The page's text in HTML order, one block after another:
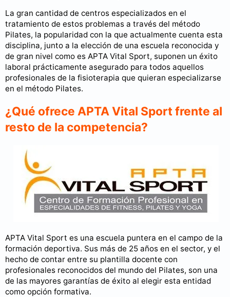
La gran cantidad de centros especializados en el
tratamiento de estos problemas a través del método
Pilates, la popularidad con la que actualmente cuenta esta
disciplina, junto a la elección de una escuela reconocida y
de gran nivel como es APTA Vital Sport, suponen un éxito
laboral prácticamente asegurado para todos aquellos
profesionales de la fisioterapia que quieran especializarse
en el método Pilates.
¿Qué ofrece APTA Vital Sport frente al
resto de la competencia?
APTA Vital Sport es una escuela puntera en el campo de la
formación deportiva. Sus más de 25 años en el sector, y el
hecho de contar entre su plantilla docente con
profesionales reconocidos del mundo del Pilates, son una
de las mayores garantías de éxito al elegir esta entidad
como opción formativa.